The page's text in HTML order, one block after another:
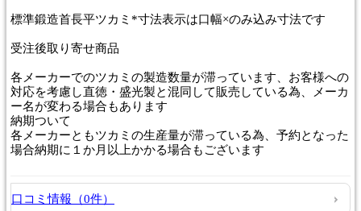
標準鍛造首長平ツカミ*寸法表示は口幅×のみ込み寸法です
受注後取り寄せ商品
各メーカーでのツカミの製造数量が滞っています、お客様への
対応を考慮し直徳・盛光製と混同して販売している為、メーカ
ー名が変わる場合もあります
納期ついて
各メーカーともツカミの生産量が滞っている為、予約となった
場合納期に１か月以上かかる場合もございます
口コミ情報（0件）